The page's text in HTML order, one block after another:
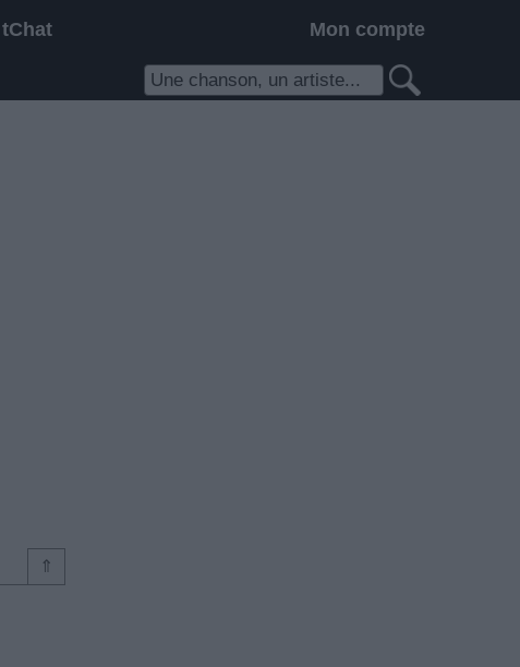
tChat Mon compte
⇑